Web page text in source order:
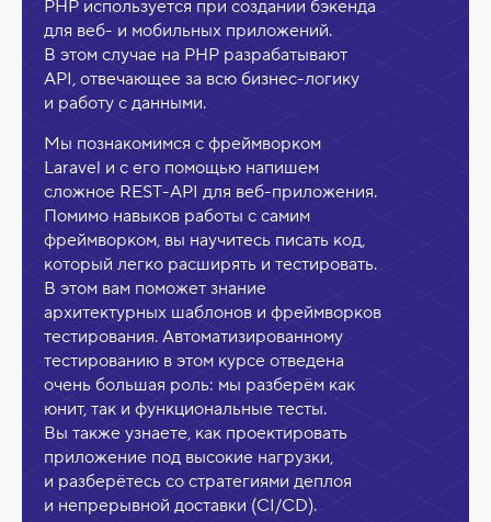
PHP используется при создании бэкенда
для веб- и мобильных приложений.
В этом случае на PHP разрабатывают
API, отвечающее за всю бизнес-логику
и работу с данными.
Мы познакомимся с фреймворком
Laravel и с его помощью напишем
сложное REST-API для веб-приложения.
Помимо навыков работы с самим
фреймворком, вы научитесь писать код,
который легко расширять и тестировать.
В этом вам поможет знание
архитектурных шаблонов и фреймворков
тестирования. Автоматизированному
тестированию в этом курсе отведена
очень большая роль: мы разберём как
юнит, так и функциональные тесты.
Вы также узнаете, как проектировать
приложение под высокие нагрузки,
и разберётесь со стратегиями деплоя
и непрерывной доставки (CI/CD).